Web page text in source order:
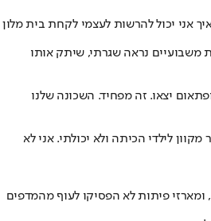
אני יכול להרשות לעצמי לקחת בית מלון
משבועיים נראה שגרתי, שיתק אותו
יצאו. זה מפחיד. השכונה שלנו
לילדי הכיתה ולא יכולתי. אני לא
להצטייד במזון, ומארזי פיתות לא הפסיקו לעוף מהמדפים